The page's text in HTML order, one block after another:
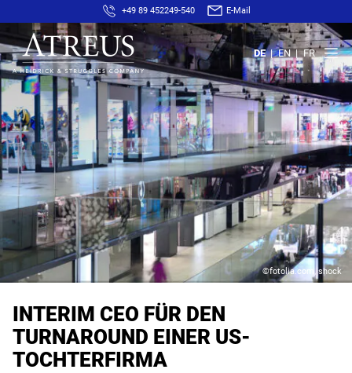
+49 89 452249-540 E-Mail
DE EN FR
©fotolia.com, shock
INTERIM CEO FÜR DEN
TURNAROUND EINER US-
TOCHTERFIRMA